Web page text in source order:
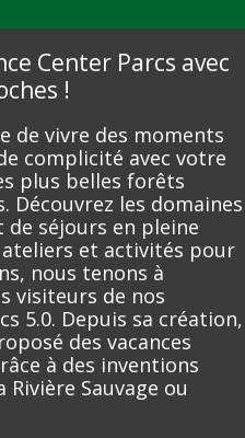
Center Parcs avec
!
de vivre des moments
complicité avec votre
plus belles forêts
Découvrez les domaines
de séjours en pleine
et activités pour
nous tenons à
visiteurs de nos
5.0. Depuis sa création,
des vacances
à des inventions
Rivière Sauvage ou